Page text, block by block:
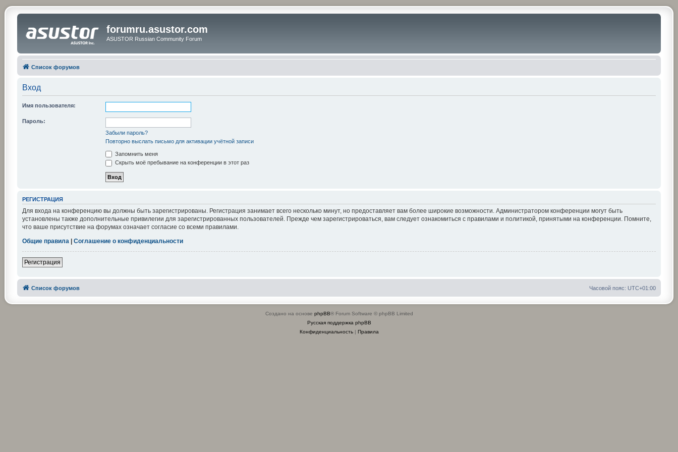
forumru.asustor.com
ASUSTOR Russian Community Forum
Список форумов
Вход
Имя пользователя:
Пароль:
Забыли пароль?
Повторно выслать письмо для активации учётной записи
Запомнить меня
Скрыть моё пребывание на конференции в этот раз
РЕГИСТРАЦИЯ
Для входа на конференцию вы должны быть зарегистрированы. Регистрация занимает всего несколько минут, но предоставляет вам более широкие возможности. Администратором конференции могут быть
установлены также дополнительные привилегии для зарегистрированных пользователей. Прежде чем зарегистрироваться, вам следует ознакомиться с правилами и политикой, принятыми на конференции. Помните,
что ваше присутствие на форумах означает согласие со всеми правилами.
Общие правила| Соглашение о конфиденциальности
Регистрация
Список форумов Часовой пояс: UTC+01:00
Создано на основе phpBB® Forum Software © phpBB Limited
Русская поддержка phpBB
Конфиденциальность| Правила